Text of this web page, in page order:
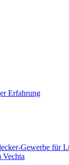
Erfahrung
Gewerbe für
Vechta